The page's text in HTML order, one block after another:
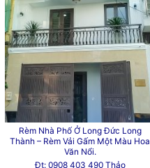
Rèm Nhà Phố Ở Long Đức Long
Thành – Rèm Vải Gấm Một Màu Hoa
Văn Nổi.
Đt: 0908 403 490 Thảo